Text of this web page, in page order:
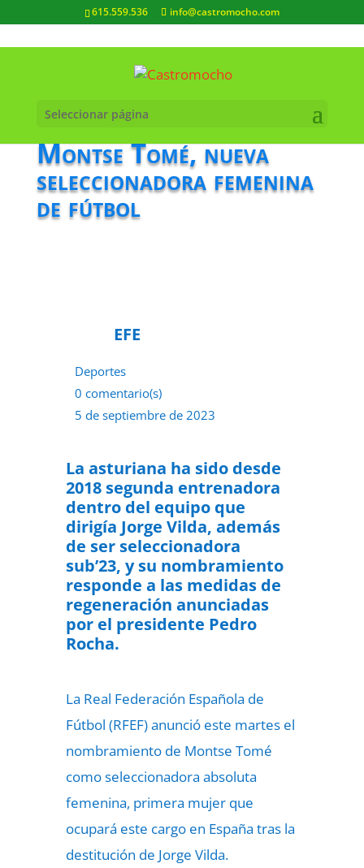
615.559.536 info@castromocho.com
Seleccionar página
Montse Tomé, nueva
seleccionadora femenina
de fútbol
EFE
Deportes
0 comentario(s)
5 de septiembre de 2023
La asturiana ha sido desde
2018 segunda entrenadora
dentro del equipo que
dirigía Jorge Vilda, además
de ser seleccionadora
sub’23, y su nombramiento
responde a las medidas de
regeneración anunciadas
por el presidente Pedro
Rocha.
La Real Federación Española de
Fútbol (RFEF) anunció este martes el
nombramiento de Montse Tomé
como seleccionadora absoluta
femenina, primera mujer que
ocupará este cargo en España tras la
destitución de Jorge Vilda.